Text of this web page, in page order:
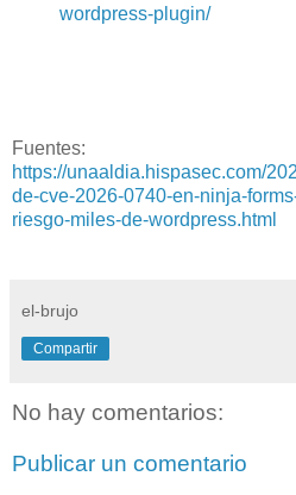
wordpress-plugin/
Fuentes:
https://unaaldia.hispasec.com/
de-cve-2026-0740-en-ninja-
riesgo-miles-de-wordpress.html
el-brujo
Compartir
No hay comentarios:
Publicar un comentario